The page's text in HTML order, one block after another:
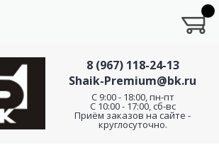
8 (967) 118-24-13
Shaik-Premium@bk.ru
C 9:00 - 18:00, пн-пт
С 10:00 - 17:00, сб-вс
Приём заказов на сайте -
круглосуточно.